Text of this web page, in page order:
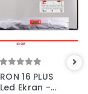
16 PLUS
Ekran -